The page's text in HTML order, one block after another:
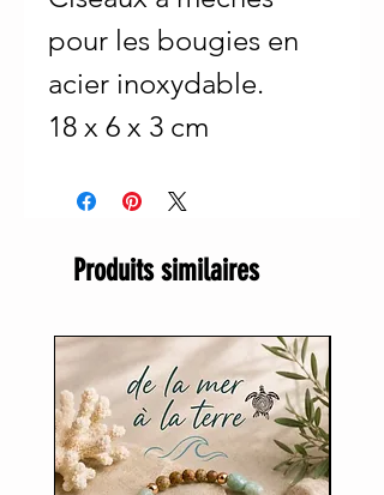
pour les bougies en
acier inoxydable.
18 x 6 x 3 cm
Produits similaires